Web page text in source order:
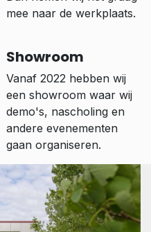
mee naar de werkplaats.
Showroom
Vanaf 2022 hebben wij
een showroom waar wij
demo's, nascholing en
andere evenementen
gaan organiseren.